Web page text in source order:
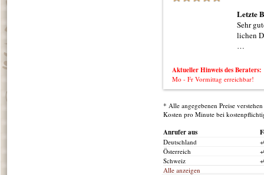
Letzte
Sehr
lichen
…
Aktueller Hinweis des Beraters:
Mo - Fr Vormittag erreichbar!
* Alle angegebenen Preise
Kosten pro Minute bei
Anrufer aus
Deutschland
Österreich
Schweiz
Alle anzeigen